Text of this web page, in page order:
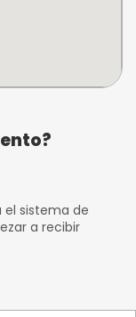
el sistema de
a recibir